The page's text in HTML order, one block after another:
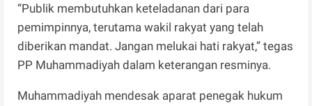
“Publik membutuhkan keteladanan dari para
pemimpinnya, terutama wakil rakyat yang telah
diberikan mandat. Jangan melukai hati rakyat,” tegas
PP Muhammadiyah dalam keterangan resminya.
Muhammadiyah mendesak aparat penegak hukum